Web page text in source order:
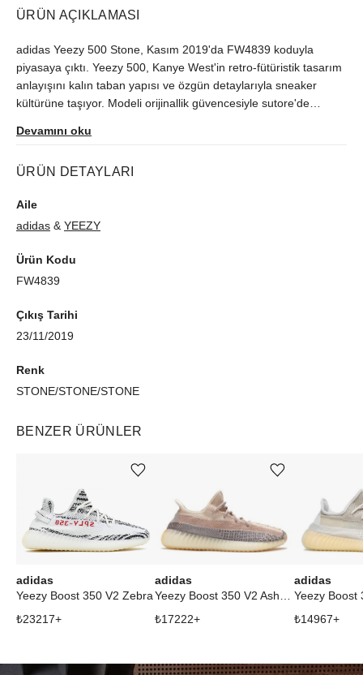
ÜRÜN AÇIKLAMASI
adidas Yeezy 500 Stone, Kasım 2019'da FW4839 koduyla
piyasaya çıktı. Yeezy 500, Kanye West'in retro-fütüristik tasarım
anlayışını kalın taban yapısı ve özgün detaylarıyla sneaker
kültürüne taşıyor. Modeli orijinallik güvencesiyle sutore'de
Devamını oku
ÜRÜN DETAYLARI
Aile
adidas & YEEZY
Ürün Kodu
FW4839
Çıkış Tarihi
23/11/2019
Renk
STONE/STONE/STONE
BENZER ÜRÜNLER
adidas
Yeezy Boost 350 V2 Zebra
₺23217+
Ürünü istek listesine ekle veya listeden çıkar
adidas
₺17222+
Ürünü istek listesine ekle veya listeden çıkar
adidas
₺14967+